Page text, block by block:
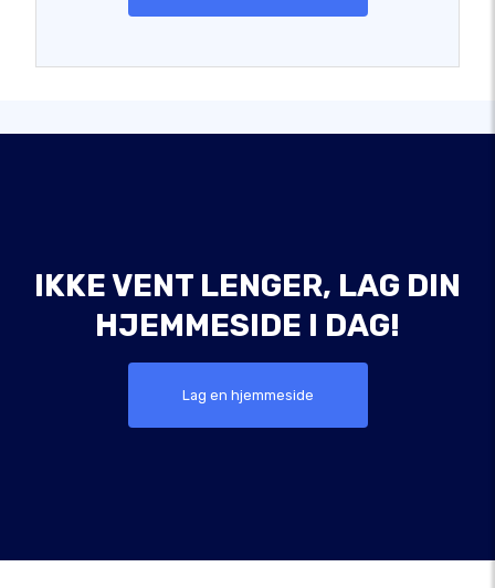
IKKE VENT LENGER, LAG DIN
HJEMMESIDE I DAG!
Lag en hjemmeside